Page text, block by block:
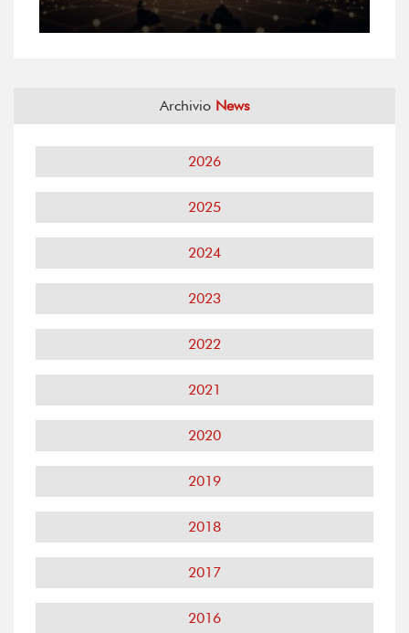
Archivio News
2026
2025
2024
2023
2022
2021
2020
2019
2018
2017
2016